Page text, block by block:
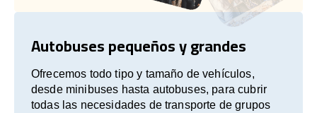
Autobuses pequeños y grandes
Ofrecemos todo tipo y tamaño de vehículos,
desde minibuses hasta autobuses, para cubrir
todas las necesidades de transporte de grupos